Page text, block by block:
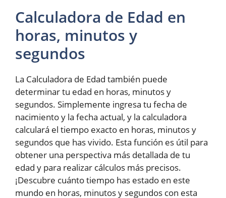
Calculadora de Edad en
horas, minutos y
segundos
La Calculadora de Edad también puede
determinar tu edad en horas, minutos y
segundos. Simplemente ingresa tu fecha de
nacimiento y la fecha actual, y la calculadora
calculará el tiempo exacto en horas, minutos y
segundos que has vivido. Esta función es útil para
obtener una perspectiva más detallada de tu
edad y para realizar cálculos más precisos.
¡Descubre cuánto tiempo has estado en este
mundo en horas, minutos y segundos con esta